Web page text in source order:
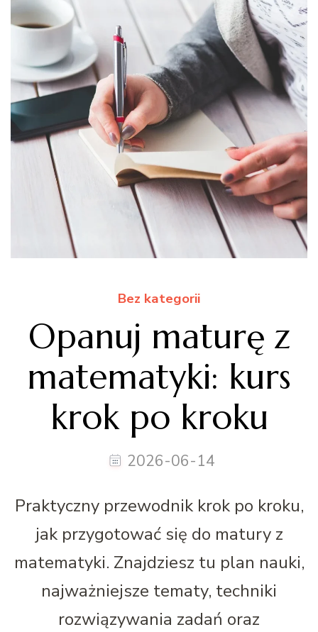
Bez kategorii
Opanuj maturę z
matematyki: kurs
krok po kroku
2026-06-14
Praktyczny przewodnik krok po kroku,
jak przygotować się do matury z
matematyki. Znajdziesz tu plan nauki,
najważniejsze tematy, techniki
rozwiązywania zadań oraz